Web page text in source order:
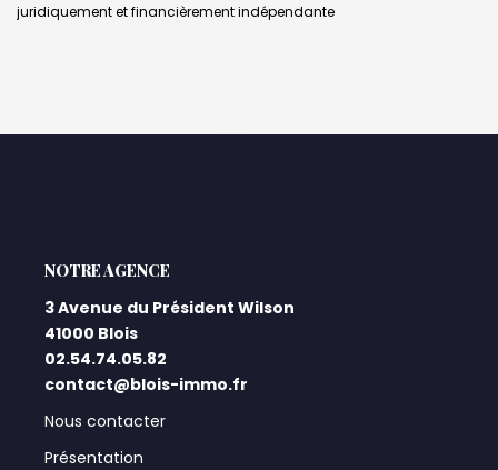
juridiquement et financièrement indépendante
L'AGENCE
3 Avenue du Président Wilson
41000 Blois
02.54.74.05.82
contact@blois-immo.fr
Nous contacter
Présentation